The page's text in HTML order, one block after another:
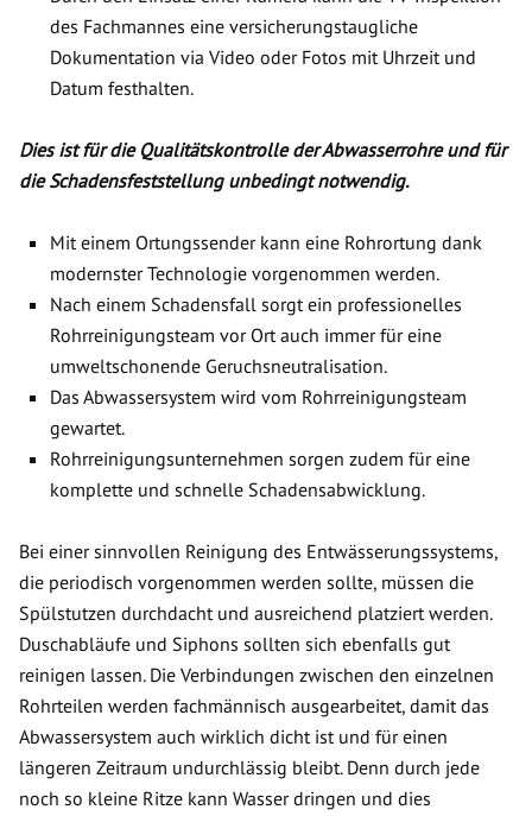
des Fachmannes eine versicherungstaugliche
Dokumentation via Video oder Fotos mit Uhrzeit und
Datum festhalten.
Dies ist für die Qualitätskontrolle der Abwasserrohre und für
die Schadensfeststellung unbedingt notwendig.
Mit einem Ortungssender kann eine Rohrortung dank
modernster Technologie vorgenommen werden.
Nach einem Schadensfall sorgt ein professionelles
Rohrreinigungsteam vor Ort auch immer für eine
umweltschonende Geruchsneutralisation.
Das Abwassersystem wird vom Rohrreinigungsteam
gewartet.
Rohrreinigungsunternehmen sorgen zudem für eine
komplette und schnelle Schadensabwicklung.
Bei einer sinnvollen Reinigung des Entwässerungssystems,
die periodisch vorgenommen werden sollte, müssen die
Spülstutzen durchdacht und ausreichend platziert werden.
Duschabläufe und Siphons sollten sich ebenfalls gut
reinigen lassen. Die Verbindungen zwischen den einzelnen
Rohrteilen werden fachmännisch ausgearbeitet, damit das
Abwassersystem auch wirklich dicht ist und für einen
längeren Zeitraum undurchlässig bleibt. Denn durch jede
noch so kleine Ritze kann Wasser dringen und dies